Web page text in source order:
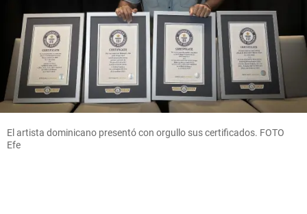
El artista dominicano presentó con orgullo sus certificados. FOTO
Efe